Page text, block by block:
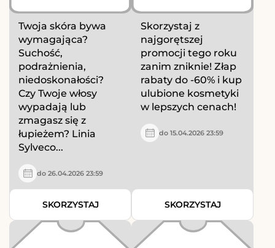
Twoja skóra bywa
wymagająca?
Suchość,
podrażnienia,
niedoskonałości?
Czy Twoje włosy
wypadają lub
zmagasz się z
łupieżem? Linia
Sylveco...
do 26.04.2026 23:59
SKORZYSTAJ
Skorzystaj z
najgorętszej
promocji tego roku
zanim zniknie! Złap
rabaty do -60% i kup
ulubione kosmetyki
w lepszych cenach!
do 15.04.2026 23:59
SKORZYSTAJ